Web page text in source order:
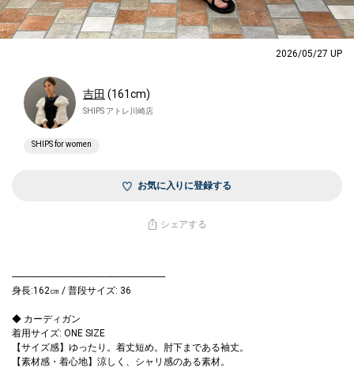
2026/05/27 UP
吉田 (161cm)
SHIPS アトレ川崎店
SHIPS for women
お気に入りに登録する
シェアする
-----------------------------------------------------------------
身長:162㎝ / 普段サイズ: 36
◆ カーディガン
着用サイズ: ONE SIZE
【サイズ感】ゆったり。着丈短め。肘下まである袖丈。
【素材感・着心地】涼しく、シャリ感のある素材。